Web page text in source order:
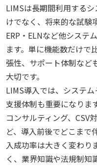
LIMSは長期間利用する
けでなく、将来的な試験
ERP・ELNなど他システ
ます。単に機能数だけで
張性、サポート体制など
大切です。
LIMS導入では、システ
支援体制も重要になりま
コンサルティング、CSV
ど、導入前後でどこまで
入成功率は大きく変わり
く、業界知識や法規制知